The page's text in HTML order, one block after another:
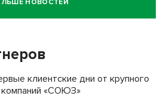
водителя за смерть
НОВОСТЕЙ
клиентские дни от крупного
«СОЮЗ»